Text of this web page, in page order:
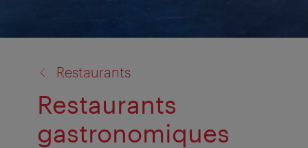
Restaurants
Restaurants
gastronomiques